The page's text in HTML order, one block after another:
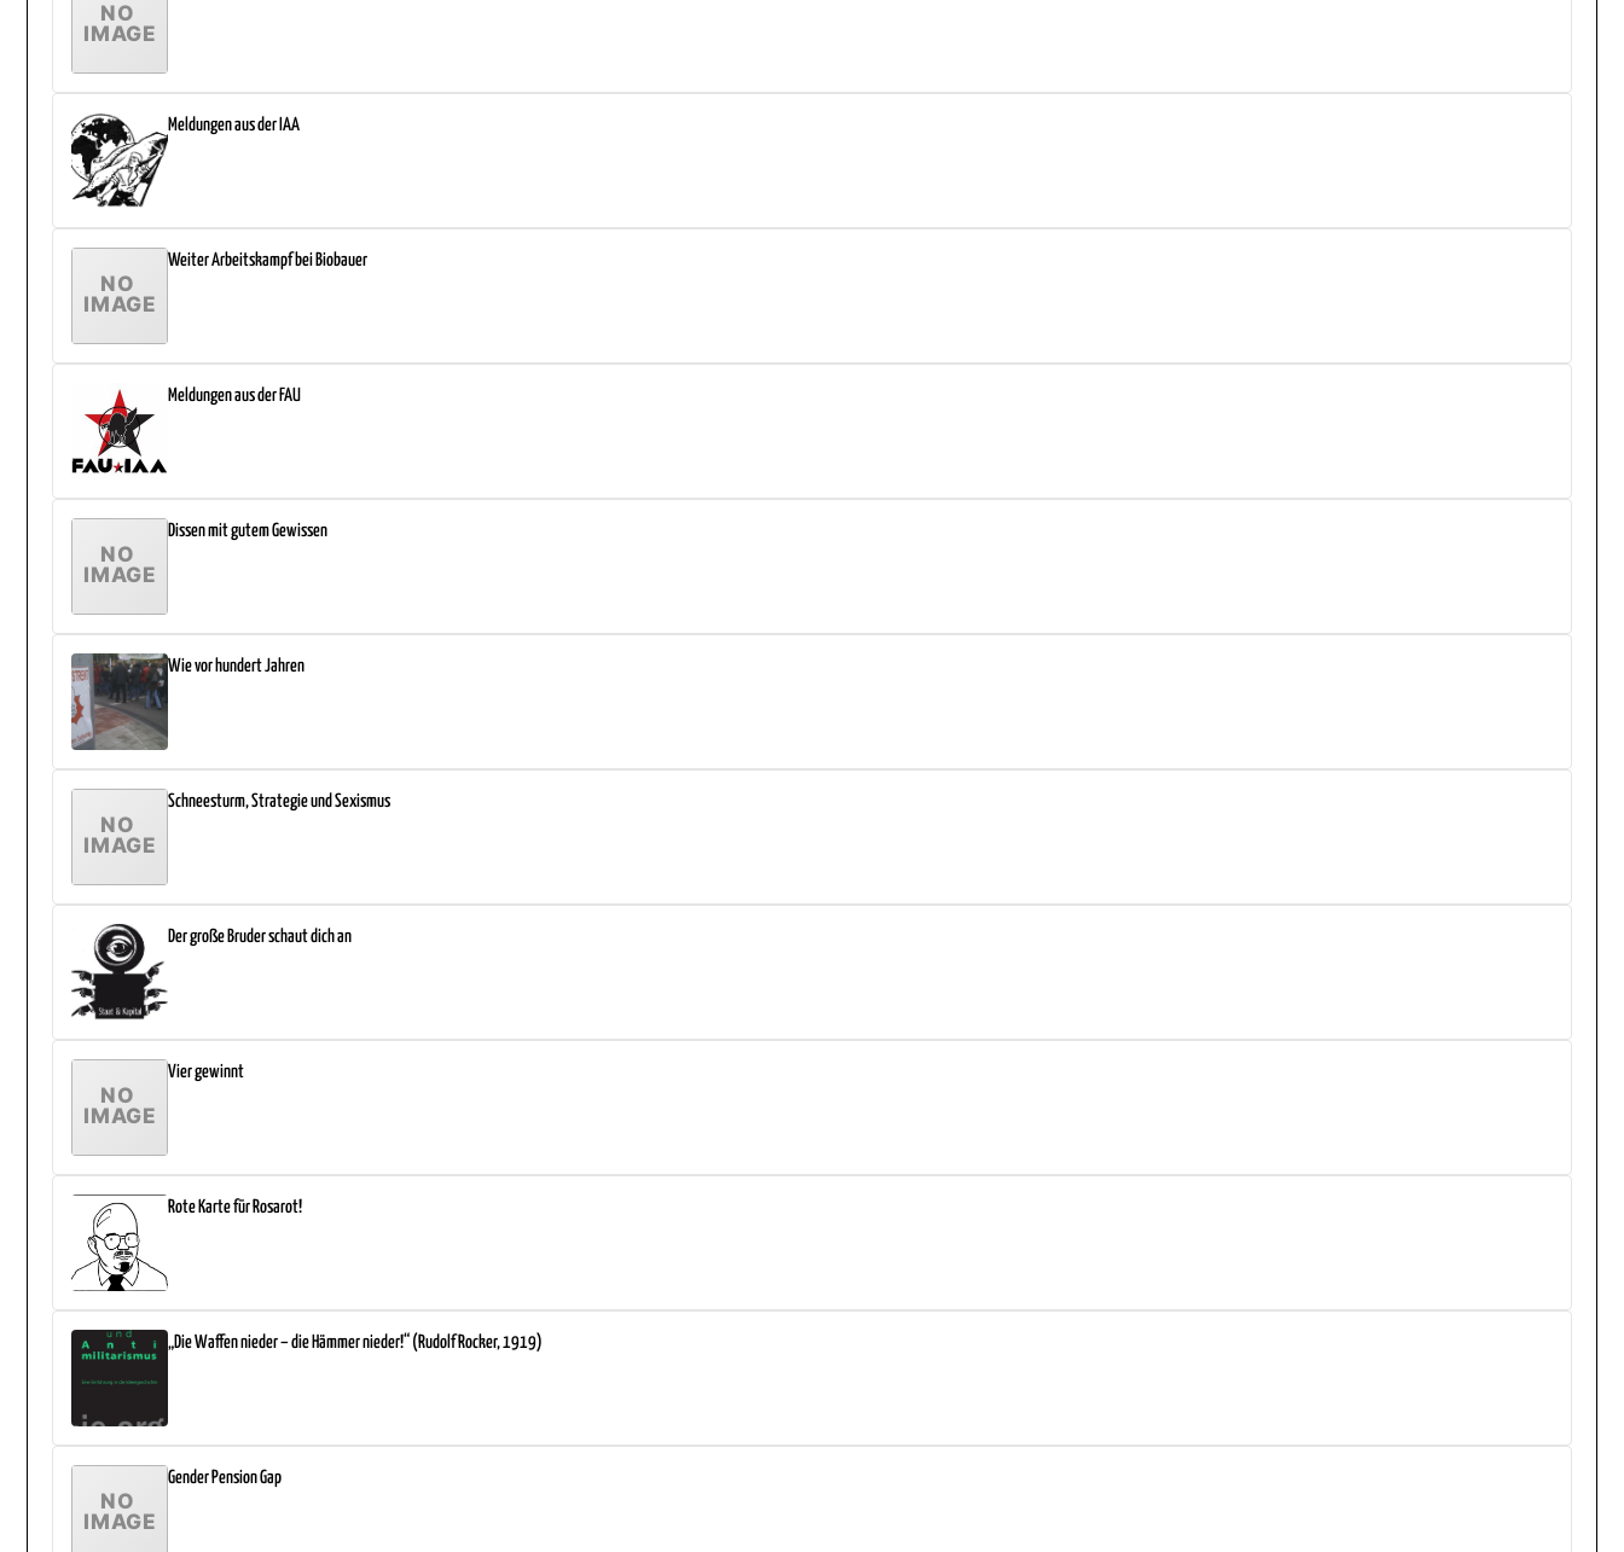
Meldungen aus der IAA
Weiter Arbeitskampf bei Biobauer
Meldungen aus der FAU
Dissen mit gutem Gewissen
Wie vor hundert Jahren
Schneesturm, Strategie und Sexismus
Der große Bruder schaut dich an
Vier gewinnt
Rote Karte für Rosarot!
„Die Waffen nieder – die Hämmer nieder!“ (Rudolf Rocker, 1919)
Gender Pension Gap